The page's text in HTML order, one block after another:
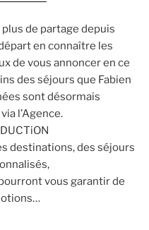
de partage depuis
en connaître les
de vous annoncer en ce
des séjours que Fabien
sont désormais
l’Agence.
destinations, des séjours
vous garantir de